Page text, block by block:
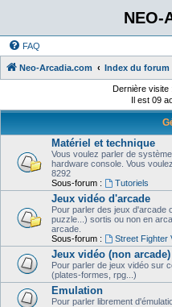
NEO-
FAQ
Neo-Arcadia.com Index du forum
Dernière visite
Il est 09
Matériel et technique
Vous voulez parler de
hardware console. Vous
8292
Sous-forum :
Tutoriels
Jeux vidéo d'arcade
Pour parler des jeux d'arcade
puzzle...) sortis ou non en
arcade.
Sous-forum :
Street Fighter
Jeux vidéo (non arcade)
Pour parler de jeux vidéo sur
(plates-formes, rpg...)
Emulation
Pour parler librement